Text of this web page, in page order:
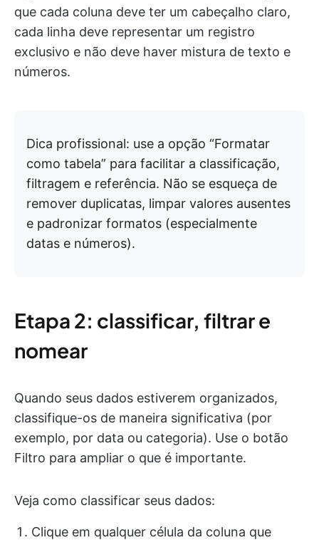
que cada coluna deve ter um cabeçalho claro,
cada linha deve representar um registro
exclusivo e não deve haver mistura de texto e
números.
Dica profissional: use a opção “Formatar
como tabela” para facilitar a classificação,
filtragem e referência. Não se esqueça de
remover duplicatas, limpar valores ausentes
e padronizar formatos (especialmente
datas e números).
Etapa 2: classificar, filtrar e
nomear
Quando seus dados estiverem organizados,
classifique-os de maneira significativa (por
exemplo, por data ou categoria). Use o botão
Filtro para ampliar o que é importante.
Veja como classificar seus dados:
Clique em qualquer célula da coluna que